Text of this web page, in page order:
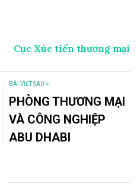
Cục Xúc tiến thương mại
BÀI VIẾT SAU >
PHÒNG THƯƠNG MẠI
VÀ CÔNG NGHIỆP
ABU DHABI